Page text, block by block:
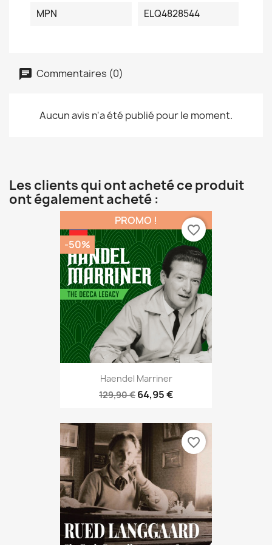
MPN ELQ4828544
Commentaires (0)
Aucun avis n'a été publié pour le moment.
Les clients qui ont acheté ce produit
ont également acheté :
Haendel Marriner
129,90 € 64,95 €
PROMO !
-50%
favorite_border
favorite_border